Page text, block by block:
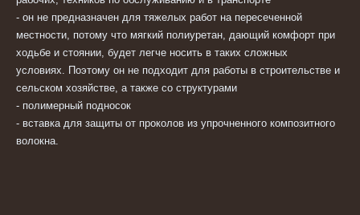
- он не предназначен для тяжелых работ на пересеченной
местности, потому что мягкий полиуретан, дающий комфорт при
ходьбе и стоянии, будет легче носить в таких сложных
условиях. Поэтому он не подходит для работы в строительстве и
сельском хозяйстве, а также со структурами
- полимерный подносок
- вставка для защиты от проколов из упрочненного композитного
волокна.